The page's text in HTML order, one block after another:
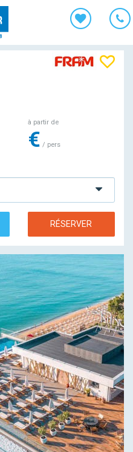
à partir de
€ / pers
RÉSERVER